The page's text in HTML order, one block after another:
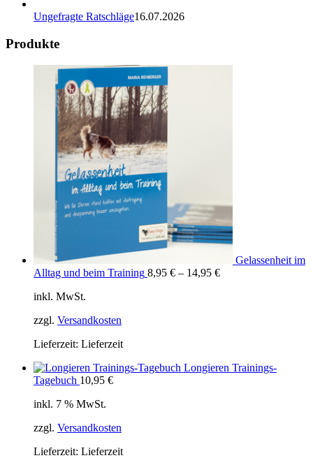
Ungefragte Ratschläge16.07.2026
Produkte
Gelassenheit im
Alltag und beim Training 8,95 € – 14,95 €
inkl. MwSt.
zzgl. Versandkosten
Lieferzeit: Lieferzeit
Longieren Trainings-
Tagebuch 10,95 €
inkl. 7 % MwSt.
zzgl. Versandkosten
Lieferzeit: Lieferzeit